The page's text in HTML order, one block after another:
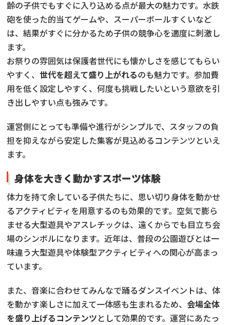
齢の子供でもすぐに入り込める点が最大の魅力です。水鉄
砲を使った的当てゲームや、スーパーボールすくいなど
は、結果がすぐに分かるため子供の競争心を適度に刺激し
ます。
お祭りの雰囲気は保護者世代にも懐かしさを感じてもらい
やすく、世代を超えて盛り上がれるのも魅力です。参加費
用を低く設定しやすく、何度も挑戦したいという意欲を引
き出しやすい点も強みです。
運営側にとっても準備や進行がシンプルで、スタッフの負
担を抑えながら安定した集客が見込めるコンテンツといえ
ます。
身体を大きく動かすスポーツ体験
体力を持て余している子供たちに、思い切り身体を動かせ
るアクティビティを用意するのも効果的です。空気で膨ら
ませる大型遊具やアスレチックは、遠くからでも目立ち会
場のシンボルになります。近年は、普段の公園遊びとは一
味違う大型遊具や体験型アクティビティへの関心が高まっ
ています。
また、音楽に合わせてみんなで踊るダンスイベントは、体
を動かす楽しさに加えて一体感も生まれるため、 会場全体
を盛り上げるコンテンツとして効果的です。運営にあたっ